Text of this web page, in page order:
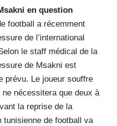
en question
football a récemment
de l’international
le staff médical de la
de Msakni est
prévu. Le joueur souffre
ne nécessitera que deux à
la reprise de la
tunisienne de football va